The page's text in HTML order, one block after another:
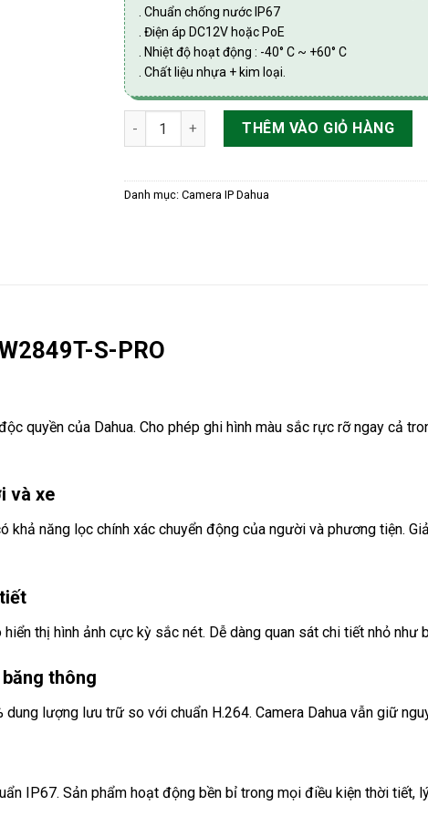
. Chuẩn chống nước IP67
. Điện áp DC12V hoặc PoE
. Nhiệt độ hoạt động : -40° C ~ +60° C
. Chất liệu nhựa + kim loại.
Camera IP Dome 8.0MP có mic Dahua DH-IPC-
THÊM VÀO GIỎ HÀNG
Danh mục: Camera IP Dahua
S-PRO
quyền của Dahua. Cho phép ghi hình màu sắc rực rỡ ngay cả
và xe
khả năng lọc chính xác chuyển động của người và phương tiện.
thị hình ảnh cực kỳ sắc nét. Dễ dàng quan sát chi tiết nhỏ như
thông
dung lượng lưu trữ so với chuẩn H.264. Camera Dahua vẫn giữ
IP67. Sản phẩm hoạt động bền bỉ trong mọi điều kiện thời tiết,